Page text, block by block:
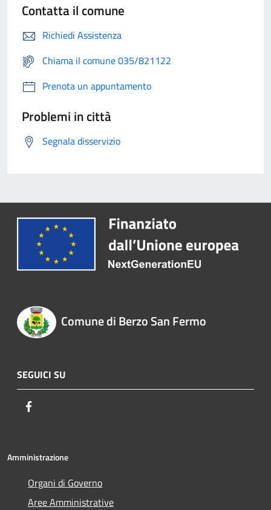
Contatta il comune
Richiedi Assistenza
Chiama il comune 035/821122
Prenota un appuntamento
Problemi in città
Segnala disservizio
Comune di Berzo San Fermo
SEGUICI SU
Amministrazione
Organi di Governo
Aree Amministrative